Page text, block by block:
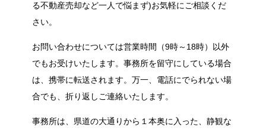
る不動産売却など一人で悩まず)お気軽にご相談くだ
さい。
お問い合わせについては営業時間（9時～18時）以外
でもお受けいたします。事務所を留守にしている場合
は、携帯に転送されます。万一、電話にでられない場
合でも、折り返しご連絡いたします。
事務所は、県道の大通りから１本奥に入った、静観な